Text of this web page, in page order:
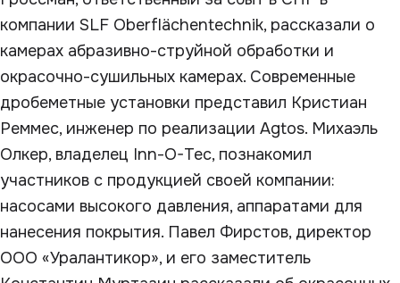
компании SLF Oberflächentechnik, рассказали о
камерах абразивно-струйной обработки и
окрасочно-сушильных камерах. Современные
дробеметные установки представил Кристиан
Реммес, инженер по реализации Agtos. Михаэль
Олкер, владелец Inn-O-Tec, познакомил
участников с продукцией своей компании:
насосами высокого давления, аппаратами для
нанесения покрытия. Павел Фирстов, директор
ООО «Уралантикор», и его заместитель